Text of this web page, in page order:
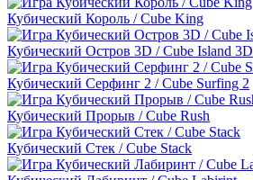
Кубический Король / Cube King
Кубический Остров 3D / Cube Island 3D
Кубический Серфинг 2 / Cube Surfing 2
Кубический Прорыв / Cube Rush
Кубический Стек / Cube Stack